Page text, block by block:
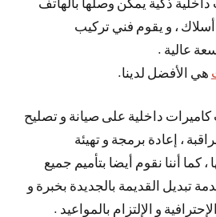
، و يقوم فني تركيب
عالية .
هي الأفضل لدينا.
داخلية على صيانة و تصليح
، إعادة برمجة و تهيئة
، كما أننا نقوم أيضا بتأميم جميع
تبديل القديمة بالجديدة بخبرة و
و الإلتزام بالمواعيد .